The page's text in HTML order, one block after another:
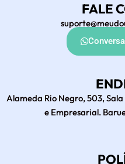
FALE
Alameda Rio Negro, 503,
e Empresarial.